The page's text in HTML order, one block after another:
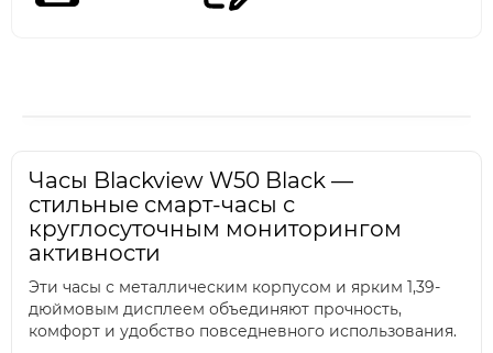
Часы Blackview W50 Black —
стильные смарт-часы с
круглосуточным мониторингом
активности
Эти часы с металлическим корпусом и ярким 1,39-
дюймовым дисплеем объединяют прочность,
комфорт и удобство повседневного использования.